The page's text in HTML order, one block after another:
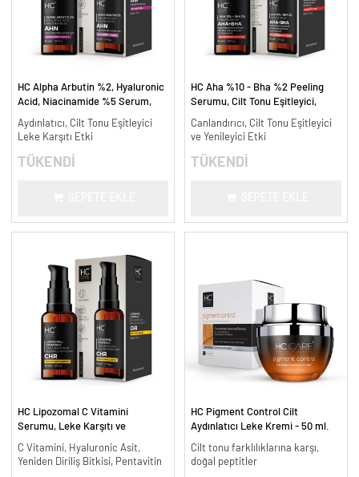
HC Alpha Arbutin %2, Hyaluronic
Acid, Niacinamide %5 Serum,
ml.
Aydınlatıcı, Cilt Tonu Eşitleyici
Leke Karşıtı Etki
TÜKENDİ
HC Aha %10 - Bha %2 Peeling
Serumu, Cilt Tonu Eşitleyici,
Canlandırıcı, Cilt Tonu Eşitleyici
ve Yenileyici Etki
TÜKENDİ
HC Lipozomal C Vitamini
Serumu, Leke Karşıtı ve
C Vitamini, Hyaluronic Asit,
Yeniden Diriliş Bitkisi, Pentavitin
HC Pigment Control Cilt
Aydınlatıcı Leke Kremi - 50 ml.
Cilt tonu farklılıklarına karşı,
doğal peptitler